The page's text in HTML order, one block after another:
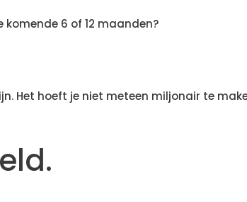
komende 6 of 12 maanden?
Het hoeft je niet meteen miljonair te